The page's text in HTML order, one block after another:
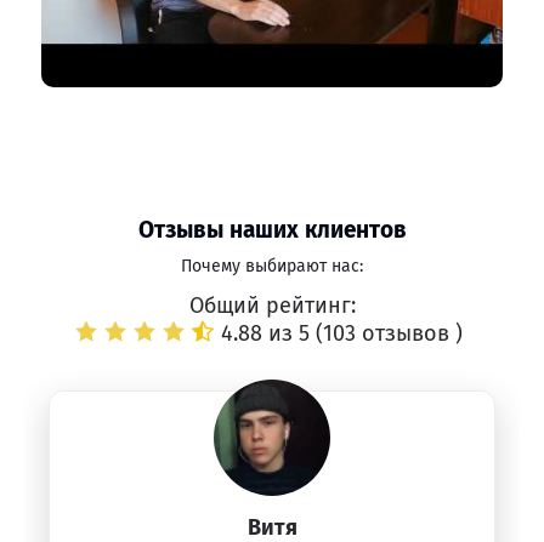
Отзывы наших клиентов
Почему выбирают нас:
Общий рейтинг:
4.88 из 5 (103 отзывов )
Витя